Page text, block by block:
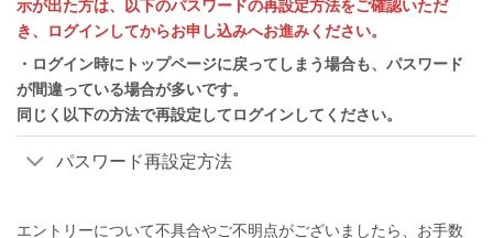
示が出た方は、以下のパスワードの再設定方法をご確認いただ
き、ログインしてからお申し込みへお進みください。
・ログイン時にトップページに戻ってしまう場合も、パスワード
が間違っている場合が多いです。
同じく以下の方法で再設定してログインしてください。
パスワード再設定方法
エントリーについて不具合やご不明点がございましたら、お手数